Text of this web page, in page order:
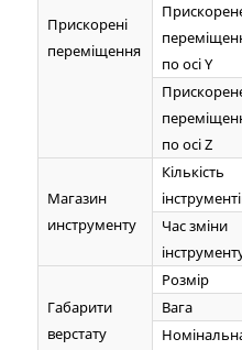
Прискорені
переміщення
по осі Y
по осі Z
Магазин
инструменту
Кількість
Час зміни
Габарити
верстату
Розмір
Вага